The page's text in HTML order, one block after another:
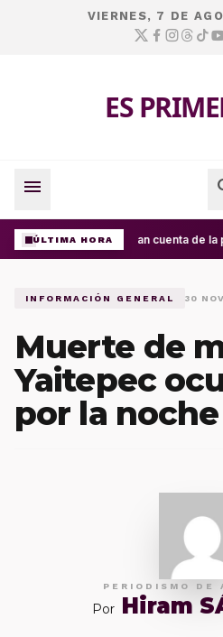
VIERNES, 7 DE
ES
menu
ÚLTIMA HORA Roban cuenta de
INFORMACIÓN GENERAL 30
Muerte de
Yaitepec
por la noche
PERIODISMO DE
Por Hiram